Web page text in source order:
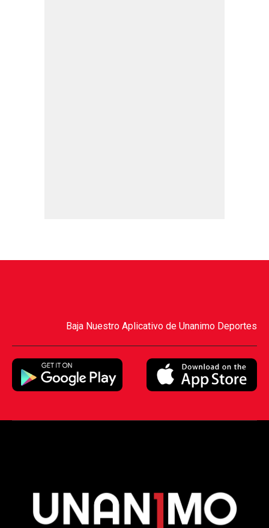
Baja Nuestro Aplicativo de Unanimo Deportes